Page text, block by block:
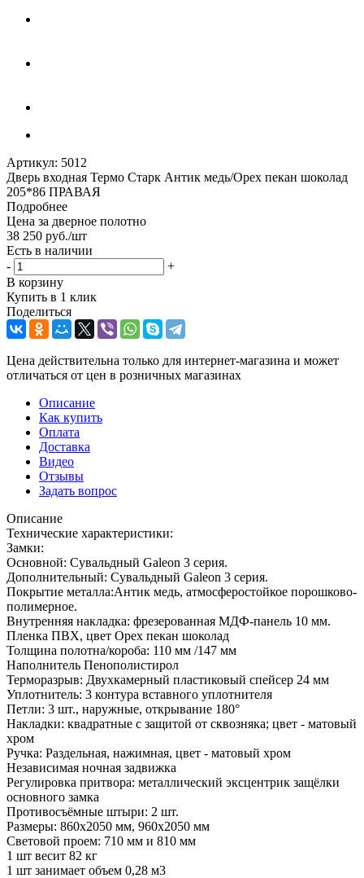
Артикул: 5012
Дверь входная Термо Старк Антик медь/Орех пекан шоколад
205*86 ПРАВАЯ
Подробнее
Цена за дверное полотно
38 250 руб./шт
Есть в наличии
-
+
В корзину
Купить в 1 клик
Поделиться
Цена действительна только для интернет-магазина и может
отличаться от цен в розничных магазинах
Описание
Как купить
Оплата
Доставка
Видео
Отзывы
Задать вопрос
Описание
Технические характеристики:
Замки:
Основной: Сувальдный Galeon 3 серия.
Дополнительный: Сувальдный Galeon 3 серия.
Покрытие металла:Антик медь, атмосферостойкое порошково-
полимерное.
Внутренняя накладка: фрезерованная МДФ-панель 10 мм.
Пленка ПВХ, цвет Орех пекан шоколад
Толщина полотна/короба: 110 мм /147 мм
Наполнитель Пенополистирол
Терморазрыв: Двухкамерный пластиковый спейсер 24 мм
Уплотнитель: 3 контура вставного уплотнителя
Петли: 3 шт., наружные, открывание 180°
Накладки: квадратные с защитой от сквозняка; цвет - матовый
хром
Ручка: Раздельная, нажимная, цвет - матовый хром
Независимая ночная задвижка
Регулировка притвора: металлический эксцентрик защёлки
основного замка
Противосъёмные штыри: 2 шт.
Размеры: 860х2050 мм, 960х2050 мм
Световой проем: 710 мм и 810 мм
1 шт весит 82 кг
1 шт занимает объем 0,28 м3